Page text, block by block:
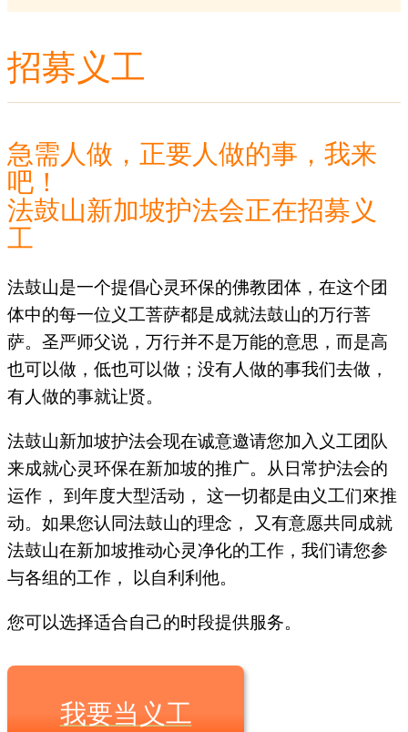
招募义工
急需人做，正要人做的事，我来
吧！
法鼓山新加坡护法会正在招募义
工
法鼓山是一个提倡心灵环保的佛教团体，在这个团
体中的每一位义工菩萨都是成就法鼓山的万行菩
萨。圣严师父说，万行并不是万能的意思，而是高
也可以做，低也可以做；没有人做的事我们去做，
有人做的事就让贤。
法鼓山新加坡护法会现在诚意邀请您加入义工团队
来成就心灵环保在新加坡的推广。从日常护法会的
运作， 到年度大型活动， 这一切都是由义工们來推
动。如果您认同法鼓山的理念， 又有意愿共同成就
法鼓山在新加坡推动心灵净化的工作，我们请您参
与各组的工作， 以自利利他。
您可以选择适合自己的时段提供服务。
我要当义工